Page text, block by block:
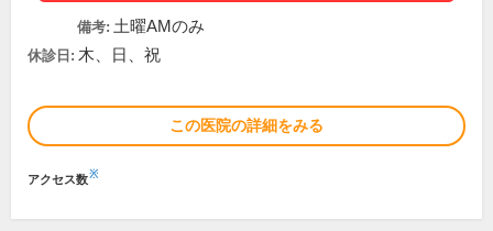
備考: 土曜AMのみ
休診日: 木、日、祝
この医院の詳細をみる
アクセス数※